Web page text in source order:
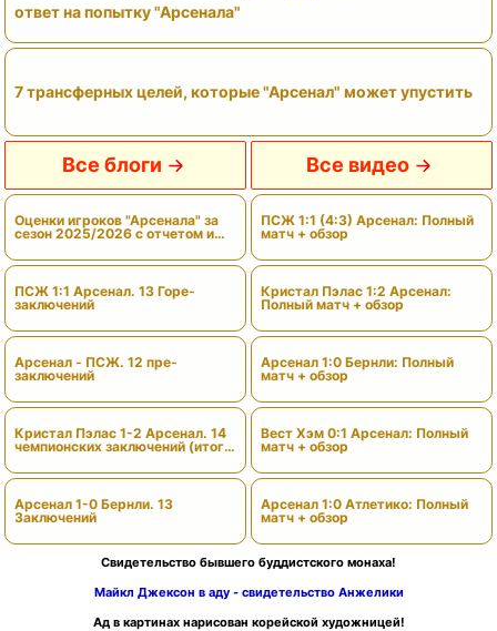
ответ на попытку "Арсенала"
7 трансферных целей, которые "Арсенал" может упустить
Все блоги
Оценки игроков "Арсенала" за
сезон 2025/2026 с отчетом и
ПСЖ 1:1 Арсенал. 13 Горе-
заключений
Арсенал - ПСЖ. 12 пре-
заключений
Кристал Пэлас 1-2 Арсенал. 14
чемпионских заключений (итоги
Арсенал 1-0 Бернли. 13
Заключений
Все видео
ПСЖ 1:1 (4:3) Арсенал: Полный
матч + обзор
Кристал Пэлас 1:2 Арсенал:
Полный матч + обзор
Арсенал 1:0 Бернли: Полный
матч + обзор
Вест Хэм 0:1 Арсенал: Полный
матч + обзор
Арсенал 1:0 Атлетико: Полный
матч + обзор
Свидетельство бывшего буддистского монаха!
Майкл Джексон в аду - свидетельство Анжелики
Ад в картинах нарисован корейской художницей!